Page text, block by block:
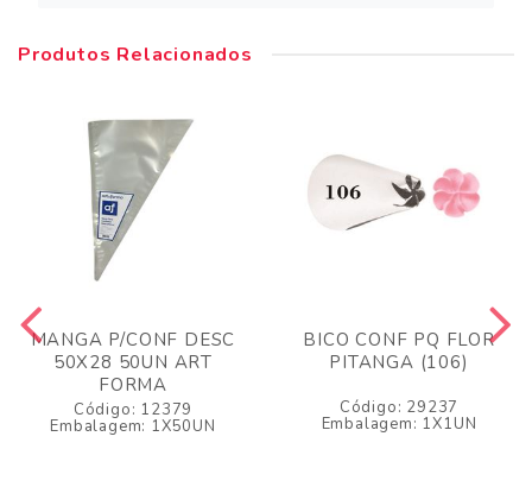
Produtos Relacionados
MANGA P/CONF DESC
50X28 50UN ART
FORMA
Código: 12379
Embalagem: 1X50UN
BICO CONF PQ FLOR
PITANGA (106)
Código: 29237
Embalagem: 1X1UN